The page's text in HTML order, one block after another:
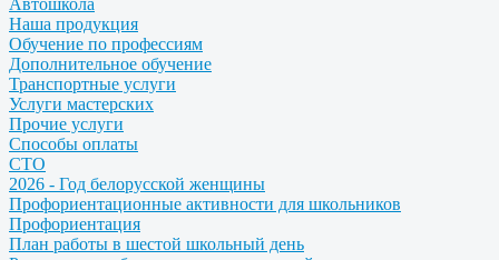
Автошкола
Наша продукция
Обучение по профессиям
Дополнительное обучение
Транспортные услуги
Услуги мастерских
Прочие услуги
Способы оплаты
СТО
2026 - Год белорусской женщины
Профориентационные активности для школьников
Профориентация
План работы в шестой школьный день